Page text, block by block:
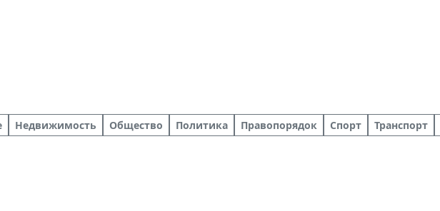
Недвижимость Общество Политика Правопорядок Спорт Транспорт